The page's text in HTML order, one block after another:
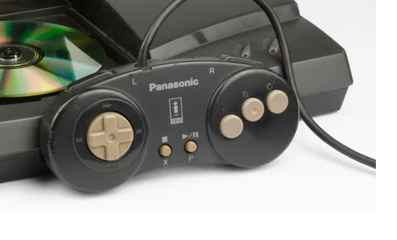
篇帮你避坑+种草
切换”，索尼Bose却学不会？一文讲透
玩？保姆级教程，有手就会！
量破4000万台，技术创新驱动多品类增长